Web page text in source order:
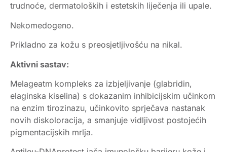
trudnoće, dermatoloških i estetskih liječenja ili upale.
Nekomedogeno.
Prikladno za kožu s preosjetljivošću na nikal.
Aktivni sastav:
Melageatm kompleks za izbjeljivanje (glabridin,
elaginska kiselina) s dokazanim inhibicijskim učinkom
na enzim tirozinazu, učinkovito sprječava nastanak
novih diskoloracija, a smanjuje vidljivost postojećih
pigmentacijskih mrlja.